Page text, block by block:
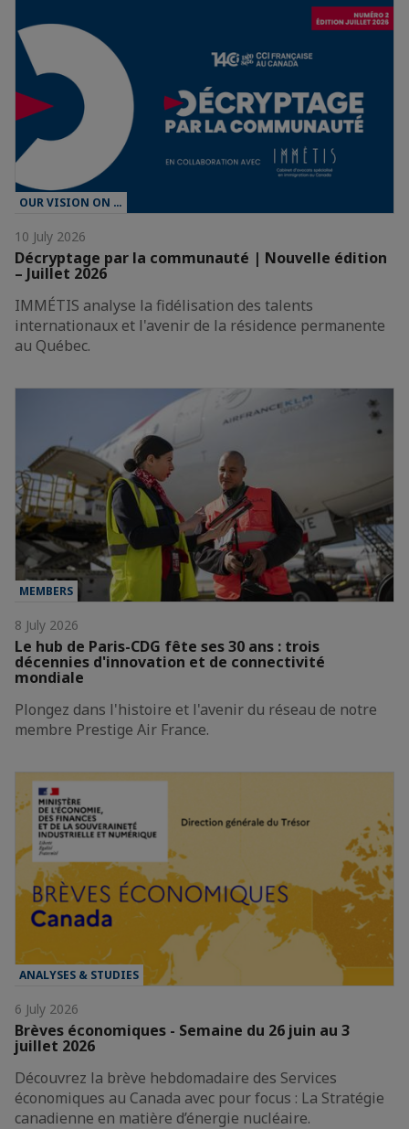
OUR VISION ON …
10 July 2026
Décryptage par la communauté | Nouvelle édition
– Juillet 2026
IMMÉTIS analyse la fidélisation des talents
internationaux et l'avenir de la résidence permanente
au Québec.
MEMBERS
8 July 2026
Le hub de Paris-CDG fête ses 30 ans : trois
décennies d'innovation et de connectivité
mondiale
Plongez dans l'histoire et l'avenir du réseau de notre
membre Prestige Air France.
ANALYSES & STUDIES
6 July 2026
Brèves économiques - Semaine du 26 juin au 3
juillet 2026
Découvrez la brève hebdomadaire des Services
économiques au Canada avec pour focus : La Stratégie
canadienne en matière d’énergie nucléaire.